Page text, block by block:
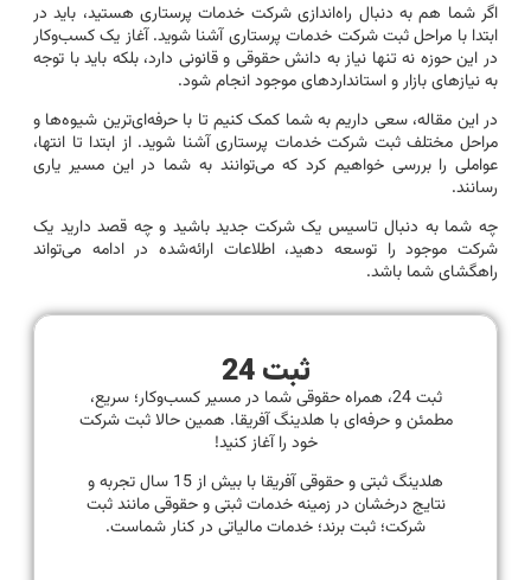
اگر شما هم به دنبال راه‌اندازی شرکت خدمات پرستاری هستید، باید در
ابتدا با مراحل ثبت شرکت خدمات پرستاری آشنا شوید. آغاز یک کسب‌وکار
در این حوزه نه تنها نیاز به دانش حقوقی و قانونی دارد، بلکه باید با توجه
به نیازهای بازار و استانداردهای موجود انجام شود.
در این مقاله، سعی داریم به شما کمک کنیم تا با حرفه‌ای‌ترین شیوه‌ها و
مراحل مختلف ثبت شرکت خدمات پرستاری آشنا شوید. از ابتدا تا انتها،
عواملی را بررسی خواهیم کرد که می‌توانند به شما در این مسیر یاری
رسانند.
چه شما به دنبال تاسیس یک شرکت جدید باشید و چه قصد دارید یک
شرکت موجود را توسعه دهید، اطلاعات ارائه‌شده در ادامه می‌تواند
راهگشای شما باشد.
ثبت 24
ثبت 24، همراه حقوقی شما در مسیر کسب‌وکار؛ سریع،
مطمئن و حرفه‌ای با هلدینگ آفریقا. همین حالا ثبت شرکت
خود را آغاز کنید!
هلدینگ ثبتی و حقوقی آفریقا با بیش از 15 سال تجربه و
نتایج درخشان در زمینه خدمات ثبتی و حقوقی مانند ثبت
شرکت؛ ثبت برند؛ خدمات مالیاتی در کنار شماست.